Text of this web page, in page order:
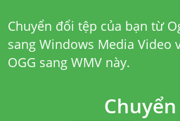
Chuyển đổi tệp của bạn từ
sang Windows Media Video
OGG sang WMVnày.